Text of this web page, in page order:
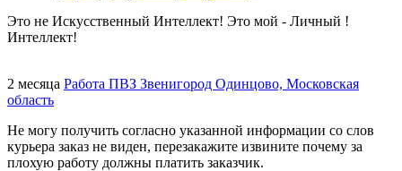
Это не Искусственный Интеллект! Это мой - Личный !
Интеллект!
2 месяца Работа ПВЗ Звенигород Одинцово, Московская
область
Не могу получить согласно указанной информации со слов
курьера заказ не виден, перезакажите извините почему за
плохую работу должны платить заказчик.